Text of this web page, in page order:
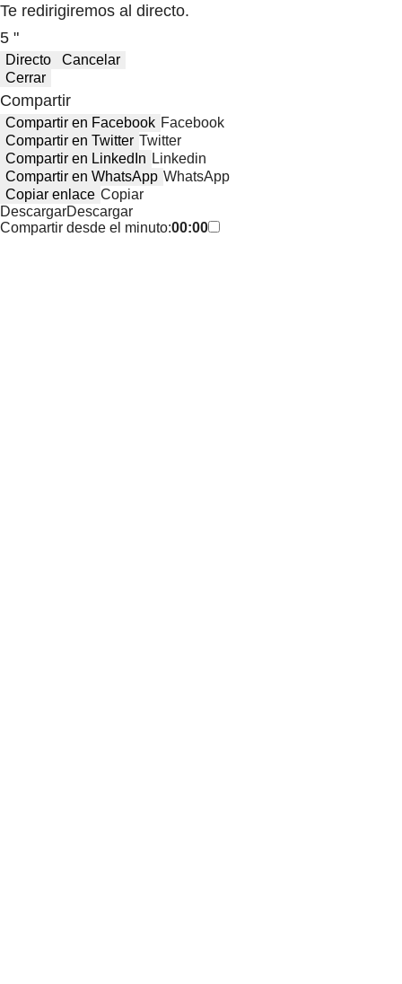
Te redirigiremos al directo.
5 "
Directo
Cancelar
Cerrar
Compartir
Compartir en Facebook Facebook
Compartir en Twitter Twitter
Compartir en LinkedIn Linkedin
Compartir en WhatsApp WhatsApp
Copiar enlace Copiar
DescargarDescargar
Compartir desde el minuto:00:00